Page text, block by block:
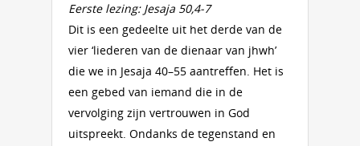
Eerste lezing: Jesaja 50,4-7
Dit is een gedeelte uit het derde van de
vier ‘liederen van de dienaar van jhwh’
die we in Jesaja 40–55 aantreffen. Het is
een gebed van iemand die in de
vervolging zijn vertrouwen in God
uitspreekt. Ondanks de tegenstand en